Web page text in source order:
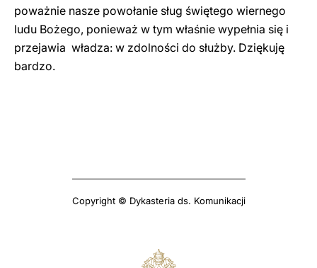
poważnie nasze powołanie sług świętego wiernego
ludu Bożego, ponieważ w tym właśnie wypełnia się i
przejawia władza: w zdolności do służby. Dziękuję
bardzo.
Copyright © Dykasteria ds. Komunikacji